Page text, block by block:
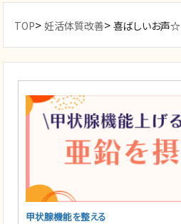
TOP>妊活体質改善>喜ばしいお声☆
甲状腺機能を整える